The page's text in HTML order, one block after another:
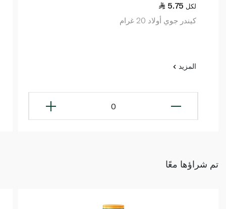
5.75 لكل
كيندر جوي أولاد 20 غرام
المزيد
0
تم شراؤها معًا